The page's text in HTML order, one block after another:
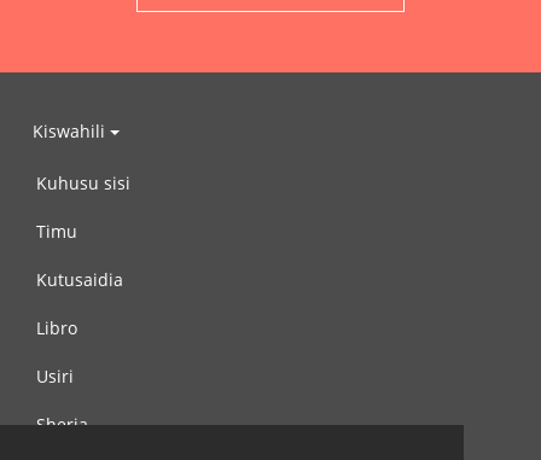
Kiswahili
Kuhusu sisi
Timu
Kutusaidia
Libro
Usiri
Sheria